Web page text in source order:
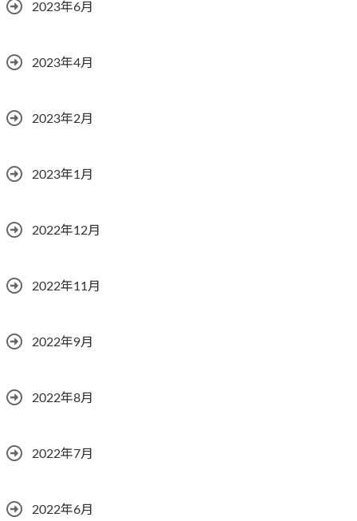
2023年6月
2023年4月
2023年2月
2023年1月
2022年12月
2022年11月
2022年9月
2022年8月
2022年7月
2022年6月